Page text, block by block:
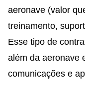
aeronave (valor
treinamento,
Esse tipo de
além da aeronave
comunicações e